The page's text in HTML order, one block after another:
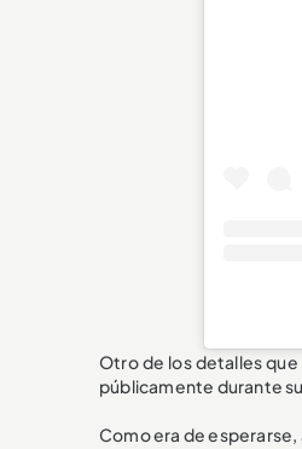
Otro de los detalles que
públicamente durante
Como era de